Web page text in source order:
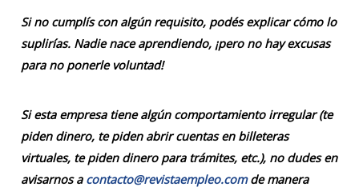
Si no cumplís con algún requisito, podés explicar cómo lo
suplirías. Nadie nace aprendiendo, ¡pero no hay excusas
para no ponerle voluntad!
Si esta empresa tiene algún comportamiento irregular (te
piden dinero, te piden abrir cuentas en billeteras
virtuales, te piden dinero para trámites, etc.), no dudes en
avisarnos a contacto@revistaempleo.comde manera